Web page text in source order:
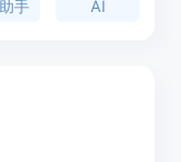
手 AI